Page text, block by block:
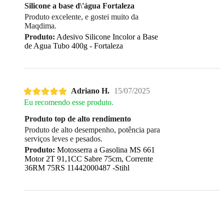
Silicone a base d\'água Fortaleza
Produto excelente, e gostei muito da
Maqdima.
Produto: Adesivo Silicone Incolor a Base
de Agua Tubo 400g - Fortaleza
Adriano H. 15/07/2025
Eu recomendo esse produto.
Produto top de alto rendimento
Produto de alto desempenho, potência para
serviços leves e pesados.
Produto: Motosserra a Gasolina MS 661
Motor 2T 91,1CC Sabre 75cm, Corrente
36RM 75RS 11442000487 -Stihl